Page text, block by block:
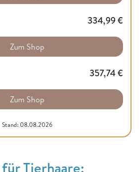
334,99€
Zum Shop
357,74€
Zum Shop
Stand: 08.08.2026
Tierhaare: